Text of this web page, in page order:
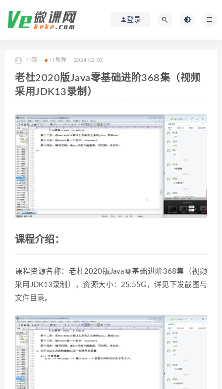
登录
小薇 IT教程 2024-02-03
老杜2020版Java零基础进阶368集（视频
采用JDK13录制）
课程介绍：
课程资源名称：老杜2020版Java零基础进阶368集（视频
采用JDK13录制），资源大小：25.55G，详见下发截图与
文件目录。